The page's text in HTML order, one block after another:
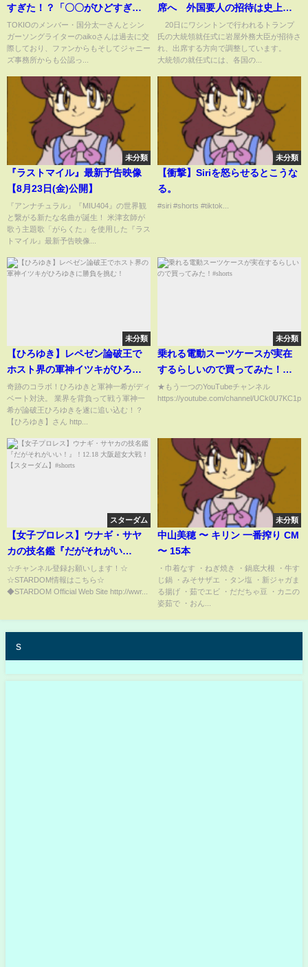
すぎた！？「〇〇がひどすぎて
限界だった…」
TOKIOのメンバー・国分太一さんとシン
ガーソングライターのaikoさんは過去に交
際しており、ファンからもそしてジャニー
ズ事務所からも公認っ...
席へ 外国要人の招待は史上初
か(2025年1月11日)
20日にワシントンで行われるトランプ
氏の大統領就任式に岩屋外務大臣が招待さ
れ、出席する方向で調整しています。
大統領の就任式には、各国の...
未分類
『ラストマイル』最新予告映像
【8月23日(金)公開】
『アンナチュラル』『MIU404』の世界観
と繋がる新たな名曲が誕生！ 米津玄師が
歌う主題歌「がらくた」を使用した『ラス
トマイル』最新予告映像...
未分類
【衝撃】Siriを怒らせるとこうな
る。
#siri #shorts #tiktok...
未分類
【ひろゆき】レペゼン論破王で
ホスト界の軍神イツキがひろゆ
きに勝負を挑む！
奇跡のコラボ！ひろゆきと軍神一希がディ
ベート対決。 業界を背負って戦う軍神一
希が論破王ひろゆきを遂に追い込む！？
【ひろゆき】さん http...
未分類
乗れる電動スーツケースが実在
するらしいので買ってみた！
#shorts
★もう一つのYouTubeチャンネル
https://youtube.com/channel/
スターダム
【女子プロレス】ウナギ・サヤ
カの技名鑑『だがそれがい
い！』！12.18 大阪超女大戦！
【スターダム】#shorts
☆チャンネル登録お願いします！☆
☆STARDOM情報はこちら☆
◆STARDOM Official Web Site http://wwr...
未分類
中山美穂 〜 キリン 一番搾り CM
〜 15本
・巾着なす ・ねぎ焼き ・鍋底大根 ・牛す
じ鍋 ・みそサザエ ・タン塩 ・新ジャガま
る揚げ ・茹でエビ ・だだちゃ豆 ・カニの
姿茹で ・おん...
s